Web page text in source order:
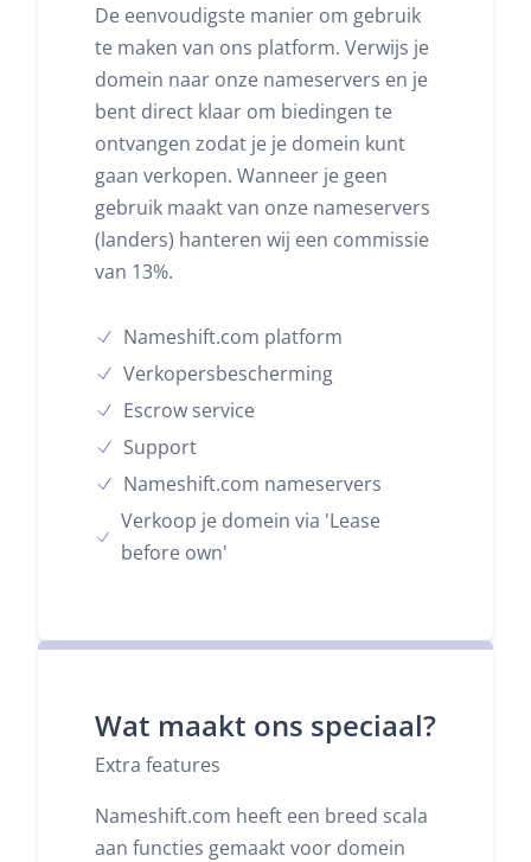
De eenvoudigste manier om gebruik
te maken van ons platform. Verwijs je
domein naar onze nameservers en je
bent direct klaar om biedingen te
ontvangen zodat je je domein kunt
gaan verkopen. Wanneer je geen
gebruik maakt van onze nameservers
(landers) hanteren wij een commissie
van 13%.
Nameshift.com platform
Verkopersbescherming
Escrow service
Support
Nameshift.com nameservers
Verkoop je domein via 'Lease
before own'
Wat maakt ons speciaal?
Extra features
Nameshift.com heeft een breed scala
aan functies gemaakt voor domein